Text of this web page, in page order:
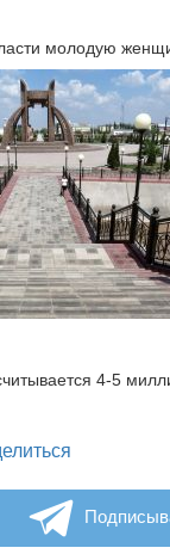
молодую
4-5